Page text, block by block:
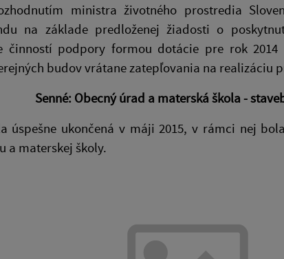
ministra životného prostredia
na základe predloženej žiadosti o
činností podpory formou dotácie pre rok 2014
budov vrátane zatepľovania na realizáciu
Senné: Obecný úrad a materská škola -
úspešne ukončená v máji 2015, v rámci nej
a materskej školy.